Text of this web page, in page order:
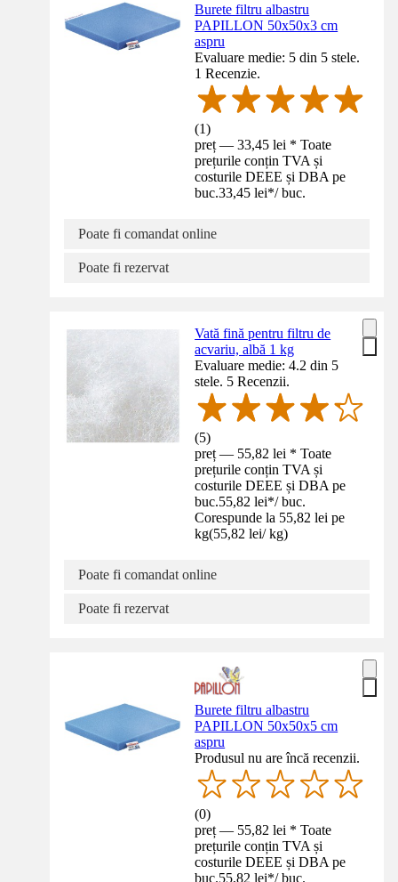
Burete filtru albastru
PAPILLON 50x50x3 cm
aspru
Evaluare medie: 5 din 5 stele.
1 Recenzie.
(1)
preț — 33,45 lei * Toate
prețurile conțin TVA și
costurile DEEE și DBA pe
buc.33,45 lei*/ buc.
Poate fi comandat online
Poate fi rezervat
Vată fină pentru filtru de
acvariu, albă 1 kg
Evaluare medie: 4.2 din 5
stele. 5 Recenzii.
(5)
preț — 55,82 lei * Toate
prețurile conțin TVA și
costurile DEEE și DBA pe
buc.55,82 lei*/ buc.
Corespunde la 55,82 lei pe
kg(55,82 lei/ kg)
Poate fi comandat online
Poate fi rezervat
Burete filtru albastru
PAPILLON 50x50x5 cm
aspru
Produsul nu are încă recenzii.
(0)
preț — 55,82 lei * Toate
prețurile conțin TVA și
costurile DEEE și DBA pe
buc.55,82 lei*/ buc.